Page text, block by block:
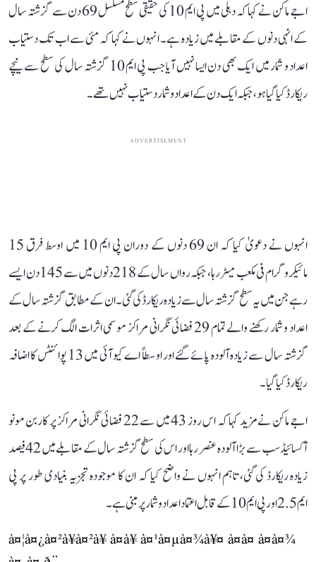
اجے ماکن نے کہا کہ دہلی میں پی ایم 10 کی حقیقی سطح مسلسل 69 دن سے گزشتہ سال
کے انہی دنوں کے مقابلے میں زیادہ ہے۔ انہوں نے کہا کہ مئی سے اب تک دستیاب
اعداد و شمار میں ایک بھی دن ایسا نہیں آیا جب پی ایم 10 گزشتہ سال کی سطح سے نیچے
ریکارڈ کیا گیا ہو، جبکہ ایک دن کے اعداد و شمار دستیاب نہیں تھے۔
ADVERTISEMENT
انہوں نے دعویٰ کیا کہ ان 69 دنوں کے دوران پی ایم 10 میں اوسط فرق 15
مائیکروگرام فی مکعب میٹر رہا، جبکہ رواں سال کے 218 دنوں میں سے 145 دن ایسے
رہے جن میں یہ سطح گزشتہ سال سے زیادہ ریکارڈ کی گئی۔ ان کے مطابق گزشتہ سال کے
اعداد و شمار رکھنے والے تمام 29 فضائی نگرانی مراکز موسمی اثرات الگ کرنے کے بعد
گزشتہ سال سے زیادہ آلودہ پائے گئے اور اوسطاً اے کیو آئی میں 13 پوائنٹس کا اضافہ
ریکارڈ کیا گیا۔
اجے ماکن نے مزید کہا کہ اس روز 43 میں سے 22 فضائی نگرانی مراکز پر کاربن مونو
آکسائیڈ سب سے بڑا آلودہ عنصر رہا اور اس کی سطح گزشتہ سال کے مقابلے میں 42 فیصد
زیادہ ریکارڈ کی گئی، تاہم انہوں نے واضح کیا کہ ان کا موجودہ تجزیہ بنیادی طور پر پی
ایم 2.5 اور پی ایم 10 کے قابل اعتماد اعداد و شمار پر مبنی ہے۔
à¤¦à¤¿à¤²à¥à¤²à¥ à¤à¥ à¤¹à¤µà¤¾à¥¤ à¤à¤ à¤à¤¾